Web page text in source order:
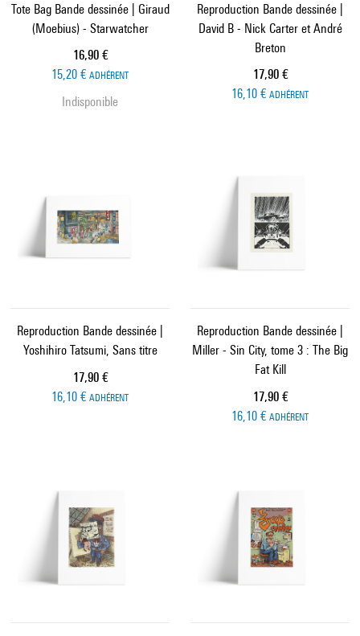
Tote Bag Bande dessinée | Giraud
(Moebius) - Starwatcher
Prix ​​actuel
16,90 €
15,20 € ADHÉRENT
Indisponible
Reproduction Bande dessinée |
David B - Nick Carter et André
Breton
Prix ​​actuel
17,90 €
16,10 € ADHÉRENT
Reproduction Bande dessinée |
Yoshihiro Tatsumi, Sans titre
Prix ​​actuel
17,90 €
16,10 € ADHÉRENT
Reproduction Bande dessinée |
Miller - Sin City, tome 3 : The Big
Fat Kill
Prix ​​actuel
17,90 €
16,10 € ADHÉRENT